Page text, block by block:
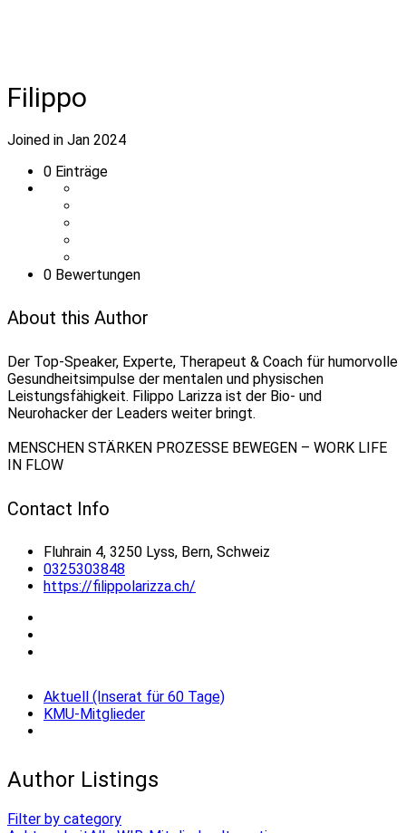
Filippo
Joined in Jan 2024
0 Einträge
0 Bewertungen
About this Author
Der Top-Speaker, Experte, Therapeut & Coach für humorvolle
Gesundheitsimpulse der mentalen und physischen
Leistungsfähigkeit. Filippo Larizza ist der Bio- und
Neurohacker der Leaders weiter bringt.
MENSCHEN STÄRKEN PROZESSE BEWEGEN – WORK LIFE
IN FLOW
Contact Info
Fluhrain 4, 3250 Lyss, Bern, Schweiz
0325303848
https://filippolarizza.ch/
Aktuell (Inserat für 60 Tage)
KMU-Mitglieder
Author Listings
Filter by category